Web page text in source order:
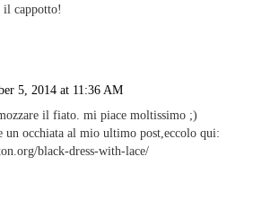
il cappotto!
5, 2014 at 11:36 AM
il fiato. mi piace moltissimo ;)
un occhiata al mio ultimo post,eccolo qui:
black-dress-with-lace/